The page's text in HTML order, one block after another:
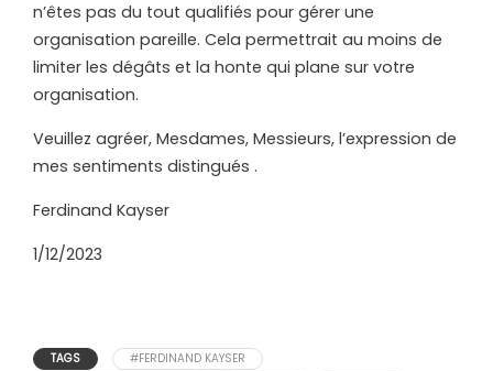
n’êtes pas du tout qualifiés pour gérer une
organisation pareille. Cela permettrait au moins de
limiter les dégâts et la honte qui plane sur votre
organisation.
Veuillez agréer, Mesdames, Messieurs, l’expression de
mes sentiments distingués .
Ferdinand Kayser
1/12/2023
TAGS
#FERDINAND KAYSER